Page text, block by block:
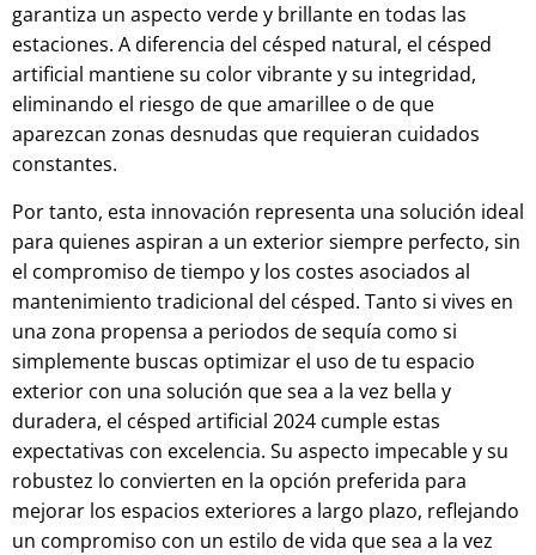
garantiza un aspecto verde y brillante en todas las
estaciones. A diferencia del césped natural, el césped
artificial mantiene su color vibrante y su integridad,
eliminando el riesgo de que amarillee o de que
aparezcan zonas desnudas que requieran cuidados
constantes.
Por tanto, esta innovación representa una solución ideal
para quienes aspiran a un exterior siempre perfecto, sin
el compromiso de tiempo y los costes asociados al
mantenimiento tradicional del césped. Tanto si vives en
una zona propensa a periodos de sequía como si
simplemente buscas optimizar el uso de tu espacio
exterior con una solución que sea a la vez bella y
duradera, el césped artificial 2024 cumple estas
expectativas con excelencia. Su aspecto impecable y su
robustez lo convierten en la opción preferida para
mejorar los espacios exteriores a largo plazo, reflejando
un compromiso con un estilo de vida que sea a la vez